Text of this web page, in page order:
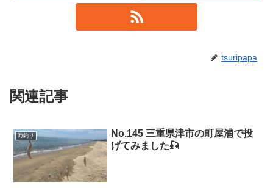
tsuripapa
関連記事
海釣り
No.145 三重県津市の町屋浦で投
げてみました🎣